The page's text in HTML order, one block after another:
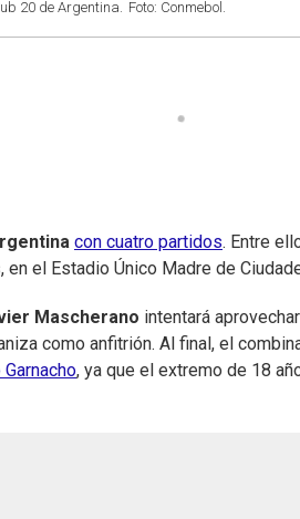
20 de Argentina. Foto: Conmebol.
con cuatro partidos. Entre
en el Estadio Único Madre de
Mascherano intentará
como anfitrión. Al final, el
, ya que el extremo de 18